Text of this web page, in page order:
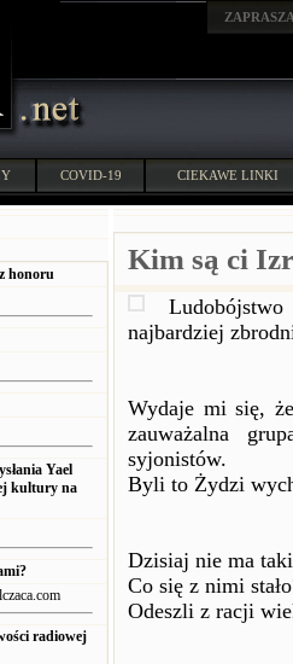
COVID-19 CIEKAWE LINKI
honoru
Yael
kultury na
radiowej
Kim są ci
najbardziej
Wydaje mi się,
zauważalna
syjonistów.
Byli to Żydzi
Dzisiaj nie ma
Co się z nimi
Odeszli z racji